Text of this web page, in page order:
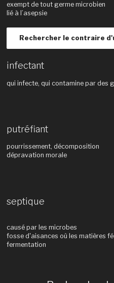
exempt de tout germe microbien
lié à l’asepsie
Rechercher le contraire
infectant
qui infecte, qui contamine par des
putréfiant
pourrissement, décomposition
dépravation morale
septique
causé par les microbes
fosse d'aisances où les matières
fermentation